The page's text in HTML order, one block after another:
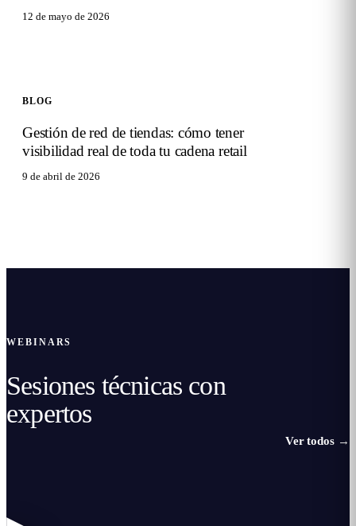
12 de mayo de 2026
BLOG
Gestión de red de tiendas: cómo tener
visibilidad real de toda tu cadena retail
9 de abril de 2026
WEBINARS
Sesiones técnicas con
expertos
Ver todos →